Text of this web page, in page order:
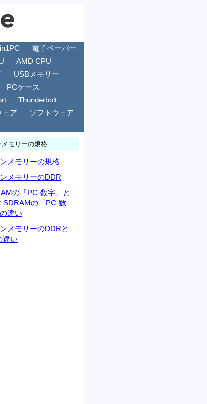
電子ペーパー
AMD CPU
USBメモリー
PCケース
Thunderbolt
ェア
ソフトウェア
メモリーの規格
メモリーの規格
メモリーのDDR
の「PC-数字」と
SDRAMの「PC-数
違い
メモリーのDDRと
違い